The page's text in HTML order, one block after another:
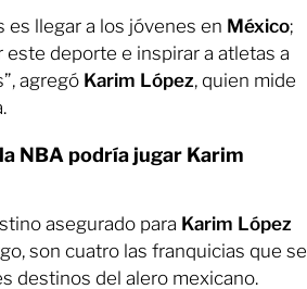
es llegar a los jóvenes en México;
deporte e inspirar a atletas a
agregó Karim López, quien mide
NBA podría jugar Karim
asegurado para Karim López
son cuatro las franquicias que se
destinos del alero mexicano.